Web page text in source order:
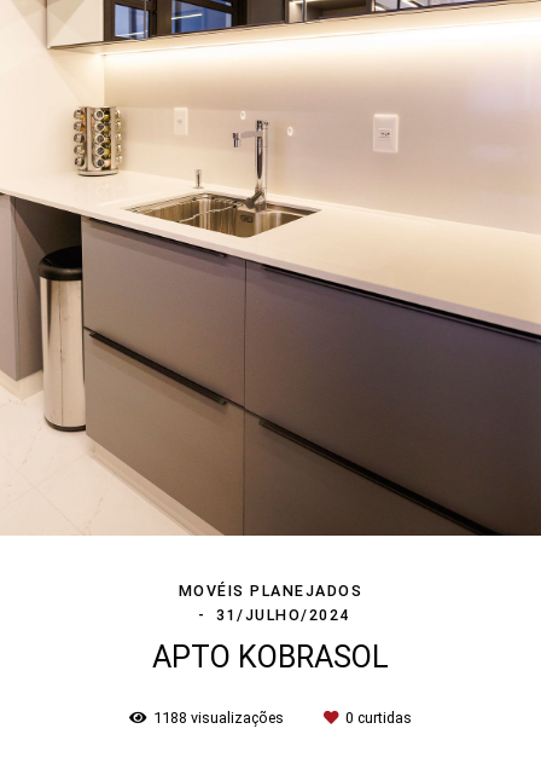
MOVÉIS PLANEJADOS
31/JULHO/2024
APTO KOBRASOL
1188 visualizações 0 curtidas